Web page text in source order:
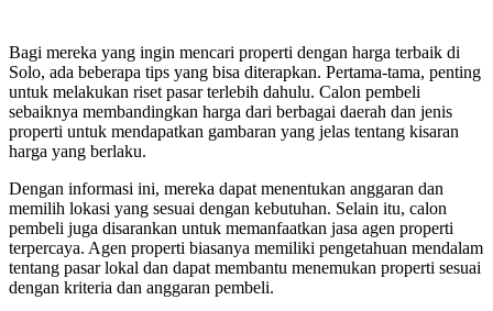
Bagi mereka yang ingin mencari properti dengan harga terbaik di
Solo, ada beberapa tips yang bisa diterapkan. Pertama-tama, penting
untuk melakukan riset pasar terlebih dahulu. Calon pembeli
sebaiknya membandingkan harga dari berbagai daerah dan jenis
properti untuk mendapatkan gambaran yang jelas tentang kisaran
harga yang berlaku.
Dengan informasi ini, mereka dapat menentukan anggaran dan
memilih lokasi yang sesuai dengan kebutuhan. Selain itu, calon
pembeli juga disarankan untuk memanfaatkan jasa agen properti
terpercaya. Agen properti biasanya memiliki pengetahuan mendalam
tentang pasar lokal dan dapat membantu menemukan properti sesuai
dengan kriteria dan anggaran pembeli.